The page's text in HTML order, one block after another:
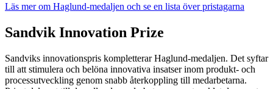
Läs mer om Haglund-medaljen och se en lista över pristagarna
Sandvik Innovation Prize
Sandviks innovationspris kompletterar Haglund-medaljen. Det syftar
till att stimulera och belöna innovativa insatser inom produkt- och
processutveckling genom snabb återkoppling till medarbetarna.